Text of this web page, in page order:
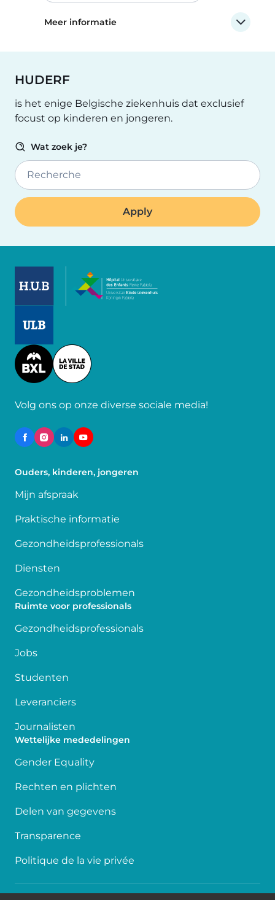
Meer informatie
HUDERF
is het enige Belgische ziekenhuis dat exclusief
focust op kinderen en jongeren.
Wat zoek je?
Recherche
Image
Volg ons op onze diverse sociale media!
Ouders, kinderen, jongeren
Mijn afspraak
Praktische informatie
Gezondheidsprofessionals
Diensten
Gezondheidsproblemen
Ruimte voor professionals
Gezondheidsprofessionals
Jobs
Studenten
Leveranciers
Journalisten
Wettelijke mededelingen
Gender Equality
Rechten en plichten
Delen van gegevens
Transparence
Politique de la vie privée